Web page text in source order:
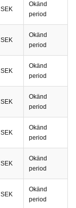
SEK
Okänd
period
SEK
Okänd
period
SEK
Okänd
period
SEK
Okänd
period
SEK
Okänd
period
SEK
Okänd
period
SEK
Okänd
period